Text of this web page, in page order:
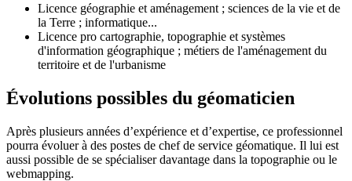
Licence géographie et aménagement ; sciences de la vie et de
la Terre ; informatique...
Licence pro cartographie, topographie et systèmes
d'information géographique ; métiers de l'aménagement du
territoire et de l'urbanisme
Évolutions possibles du géomaticien
Après plusieurs années d’expérience et d’expertise, ce professionnel
pourra évoluer à des postes de chef de service géomatique. Il lui est
aussi possible de se spécialiser davantage dans la topographie ou le
webmapping.